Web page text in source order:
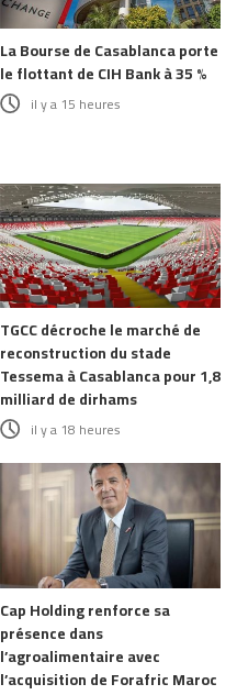
La Bourse de Casablanca porte
le flottant de CIH Bank à 35 %
il y a 15 heures
TGCC décroche le marché de
reconstruction du stade
Tessema à Casablanca pour 1,8
milliard de dirhams
il y a 18 heures
Cap Holding renforce sa
présence dans
l’agroalimentaire avec
l’acquisition de Forafric Maroc